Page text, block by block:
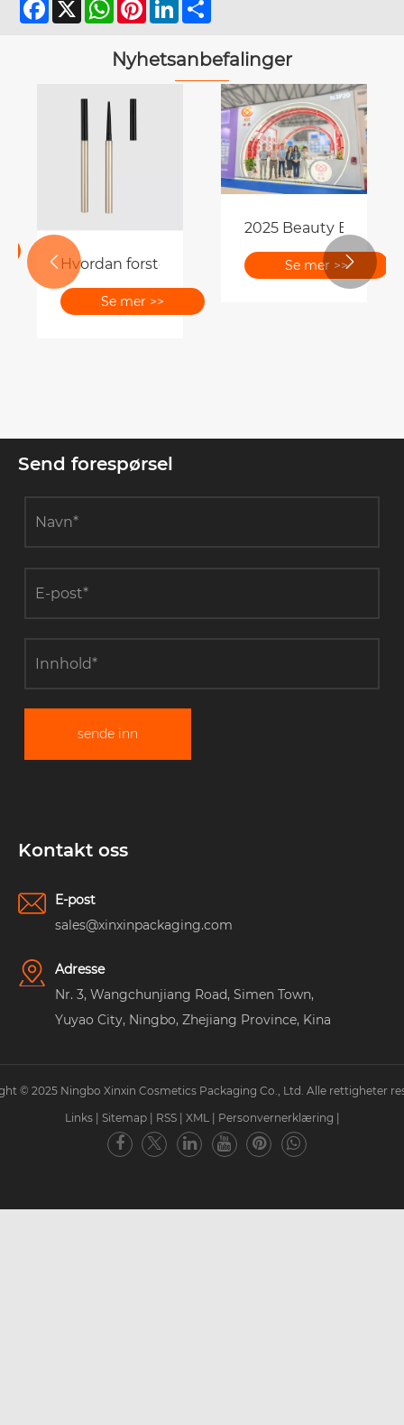
Nyhetsanbefalinger
å møte deg på et av Asias største
Hvordan forsterker Eyeliner Gel Pen
Se mer >>
2025 Beauty Expo
Se mer >>
 
Send forespørsel
sende inn
Kontakt oss
E-post
sales@xinxinpackaging.com
Adresse
Nr. 3, Wangchunjiang Road, Simen Town,
Yuyao City, Ningbo, Zhejiang Province, Kina
© 2025 Ningbo Xinxin Cosmetics Packaging Co., Ltd. Alle rettigheter
Links | Sitemap | RSS | XML | Personvernerklæring |